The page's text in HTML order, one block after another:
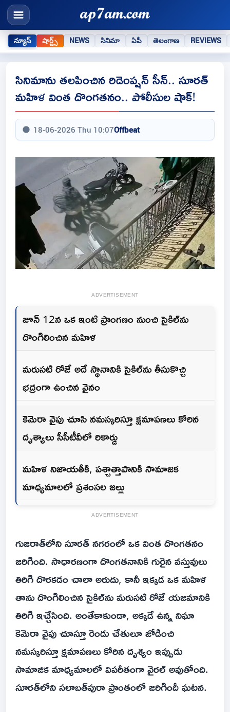
న్యూస్ షార్ట్స్ NEWS సినిమా ఏపీ తెలంగాణ REVIEWS
సినిమాను తలపించిన రిడెంప్షన్ సీన్.. సూరత్
మహిళ వింత దొంగతనం.. పోలీసుల షాక్!
18-06-2026 Thu 10:07Offbeat
ADVERTISEMENT
జూన్ 12న ఒక ఇంటి ప్రాంగణం నుంచి సైకిల్‌ను
దొంగిలించిన మహిళ
మరుసటి రోజే అదే స్థానానికి సైకిల్‌ను తీసుకొచ్చి
భద్రంగా ఉంచిన వైనం
కెమెరా వైపు చూసి నమస్కరిస్తూ క్షమాపణలు కోరిన
దృశ్యాలు సీసీటీవీలో రికార్డు
మహిళ నిజాయతీకి, పశ్చాత్తాపానికి సామాజిక
మాధ్యమాలలో ప్రశంసల జల్లు
ADVERTISEMENT
గుజరాత్‌లోని సూరత్ నగరంలో ఒక వింత దొంగతనం
జరిగింది. సాధారణంగా దొంగతనానికి గురైన వస్తువులు
తిరిగి దొరకడం చాలా అరుదు, కానీ ఇక్కడ ఒక మహిళ
తాను దొంగిలించిన సైకిల్‌ను మరుసటి రోజే యజమానికి
తిరిగి ఇచ్చేసింది. అంతేకాకుండా, అక్కడే ఉన్న నిఘా
కెమెరా వైపు చూస్తూ రెండు చేతులూ జోడించి
నమస్కరిస్తూ క్షమాపణలు కోరిన దృశ్యం ఇప్పుడు
సామాజిక మాధ్యమాలలో విపరీతంగా వైరల్ అవుతోంది.
సూరత్‌లోని సలాబత్‌పురా ప్రాంతంలో జరిగిందీ ఘటన.